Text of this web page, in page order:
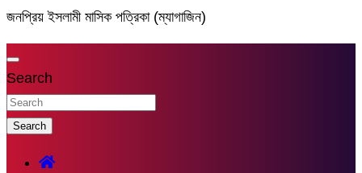
জনপ্রিয় ইসলামী মাসিক পত্রিকা (ম্যাগাজিন)
Search
Search